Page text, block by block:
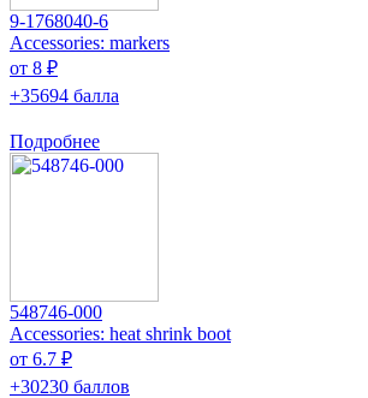
9-1768040-6
Accessories: markers
от 8 ₽
+35694 балла
Подробнее
548746-000
Accessories: heat shrink boot
от 6.7 ₽
+30230 баллов